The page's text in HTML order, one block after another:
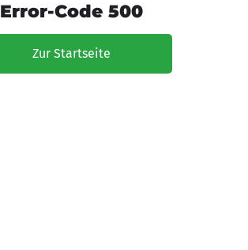
Error-Code 500
Zur Startseite